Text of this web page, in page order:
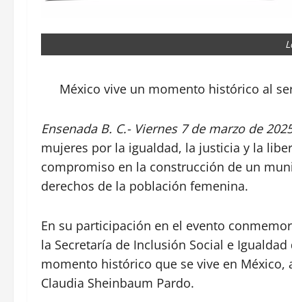
México vive un momento histórico al
Ensenada B. C.- Viernes 7 de marzo de
mujeres por la igualdad, la justicia y la
compromiso en la construcción de un
derechos de la población femenina.
En su participación en el evento
la Secretaría de Inclusión Social e
momento histórico que se vive en
Claudia Sheinbaum Pardo.